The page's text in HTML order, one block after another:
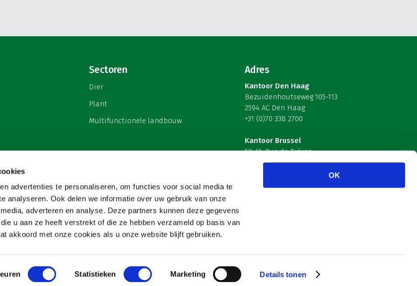
advertenties te personaliseren, om functies voor social media te
analyseren. Ook delen we informatie over uw gebruik van onze
adverteren en analyse. Deze partners kunnen deze gegevens
u aan ze heeft verstrekt of die ze hebben verzameld op basis van
akkoord met onze cookies als u onze website blijft gebruiken.
Statistieken Marketing Details tonen
OK
Sectoren
Dier
Plant
Multifunctionele landbouw
Adres
Kantoor Den Haag
Bezuidenhoutseweg 105-113
2594 AC Den Haag
+31 (0)70 338 2700
Kantoor Brussel
59-61, Rue de Trèves
B-1040 Brussel – België
Volg ons
2026 Website & hosting door: Snowball